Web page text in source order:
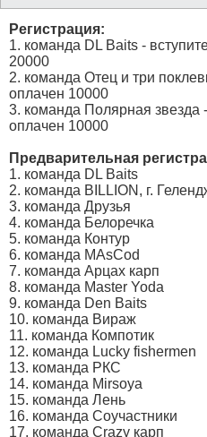
Регистрация:
1. команда DL Baits -
20000
2. команда Отец и три
оплачен 10000
3. команда Полярная звезда
оплачен 10000
Предварительная
1. команда DL Baits
2. команда BILLION, г.
3. команда Друзья
4. команда Белоречка
5. команда Контур
6. команда MAsCod
7. команда Арцах карп
8. команда Master Yoda
9. команда Den Baits
10. команда Вираж
11. команда Компотик
12. команда Lucky fishermen
13. команда РКС
14. команда Mirsoya
15. команда Лень
16. команда Соучастники
17. команда Crazy карп